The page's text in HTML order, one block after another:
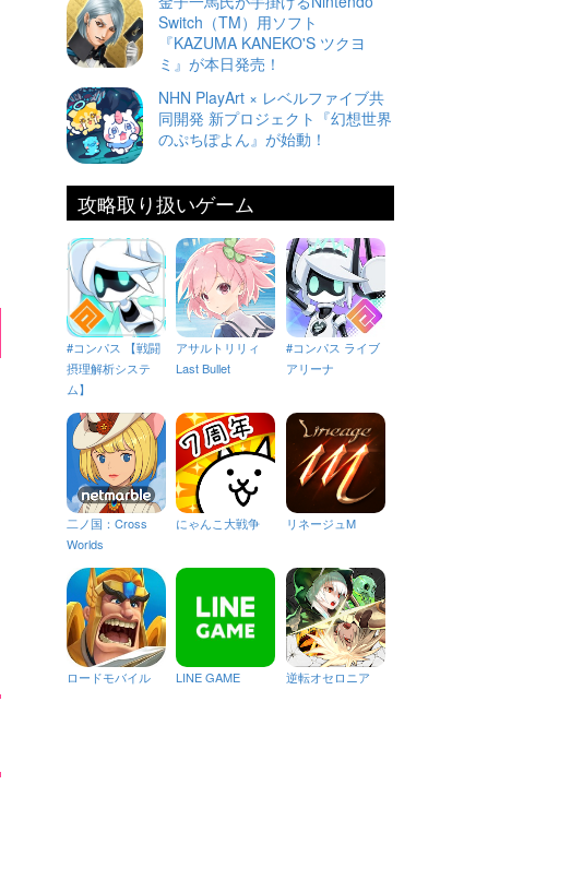
Switch（TM）用ソフト
『KAZUMA KANEKO'S ツクヨ
ミ』が本日発売！
NHN PlayArt × レベルファイブ共
同開発 新プロジェクト『幻想世界
のぷちぽよん』が始動！
攻略取り扱いゲーム
#コンパス 【戦闘
摂理解析システ
ム】
アサルトリリィ
Last Bullet
#コンパス ライブ
アリーナ
二ノ国：Cross
Worlds
にゃんこ大戦争 リネージュM
ロードモバイル LINE GAME 逆転オセロニア